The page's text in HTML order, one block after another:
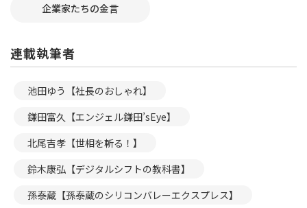
企業家たちの金言
連載執筆者
池田ゆう【社長のおしゃれ】
鎌田富久【エンジェル鎌田’sEye】
北尾吉孝【世相を斬る！】
鈴木康弘【デジタルシフトの教科書】
孫泰蔵【孫泰蔵のシリコンバレーエクスプレス】